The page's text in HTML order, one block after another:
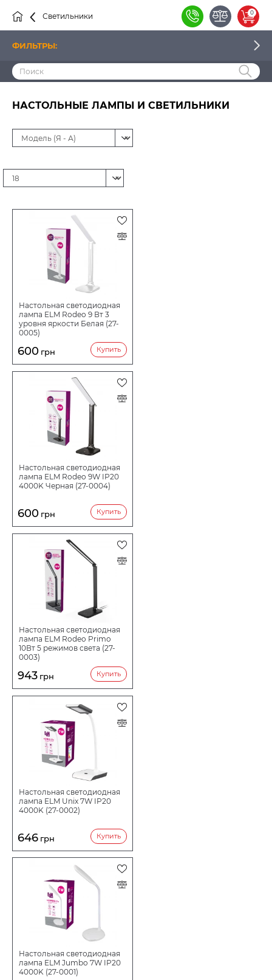
0
Светильники
Настольные
НАСТОЛЬНЫЕ ЛАМПЫ И СВЕТИЛЬНИКИ
Настольная светодиодная
лампа ELM Rodeo 9 Вт 3
уровня яркости Белая (27-
0005)
600 грн Купить
Настольная светодиодная
лампа ELM Rodeo 9W IP20
4000K Черная (27-0004)
600 грн Купить
Настольная светодиодная
лампа ELM Rodeo Primo
10Вт 5 режимов света (27-
0003)
943 грн Купить
Настольная светодиодная
лампа ELM Unix 7W IP20
4000K (27-0002)
646 грн Купить
Настольная светодиодная
лампа ELM Jumbo 7W IP20
4000K (27-0001)
ФИЛЬТРЫ:
ЦЕНА